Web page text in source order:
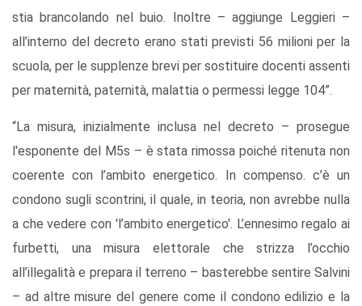
stia brancolando nel buio. Inoltre – aggiunge Leggieri –
all’interno del decreto erano stati previsti 56 milioni per la
scuola, per le supplenze brevi per sostituire docenti assenti
per maternità, paternità, malattia o permessi legge 104”.
“La misura, inizialmente inclusa nel decreto – prosegue
l'esponente del M5s – è stata rimossa poiché ritenuta non
coerente con l’ambito energetico. In compenso. c’è un
condono sugli scontrini, il quale, in teoria, non avrebbe nulla
a che vedere con 'l’ambito energetico'. L’ennesimo regalo ai
furbetti, una misura elettorale che strizza l’occhio
all’illegalità e prepara il terreno – basterebbe sentire Salvini
– ad altre misure del genere come il condono edilizio e la